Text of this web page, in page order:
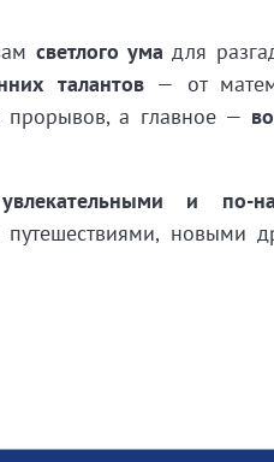
светлого ума для
талантов— от
а главное —
и по-
новыми